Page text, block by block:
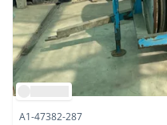
A1-47382-287